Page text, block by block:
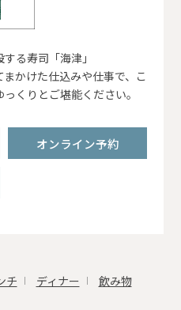
る寿司「海津」
かけた仕込みや仕事で、こ
くりとご堪能ください。
オンライン予約
チ ディナー 飲み物